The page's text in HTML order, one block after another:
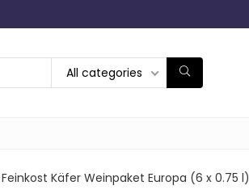
All categories
Feinkost Käfer Weinpaket Europa (6 x 0.75 l)